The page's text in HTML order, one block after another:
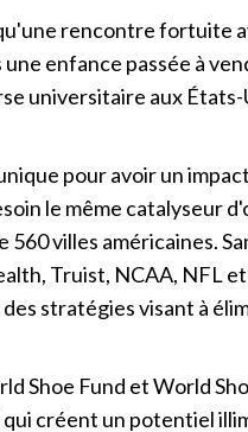
rencontre fortuite
enfance passée à
universitaire aux
pour avoir un
le même catalyseur
560 villes américaines.
Truist, NCAA, NFL
stratégies visant à
Shoe Fund et World
créent un potentiel